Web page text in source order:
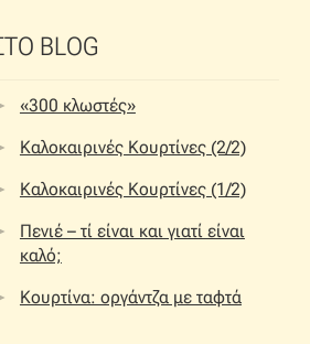
BLOG
«300 κλωστές»
Καλοκαιρινές Κουρτίνες (2/2)
Καλοκαιρινές Κουρτίνες (1/2)
Πενιέ – τί είναι και γιατί είναι
καλό;
Κουρτίνα: οργάντζα με ταφτά